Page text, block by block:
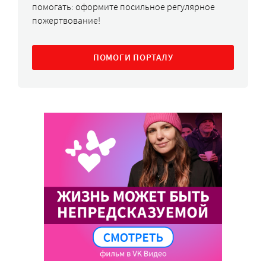
помогать: оформите посильное регулярное
пожертвование!
ПОМОГИ ПОРТАЛУ